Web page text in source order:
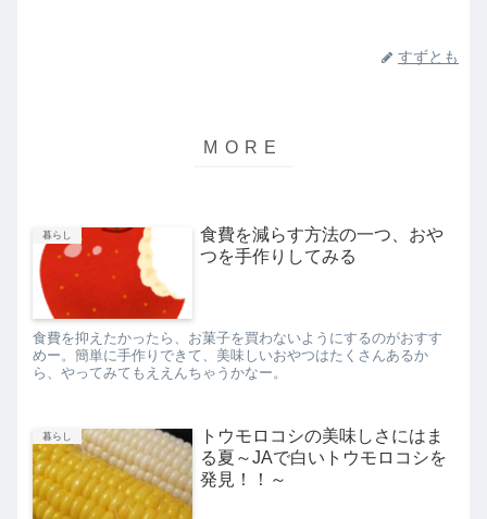
すずとも
暮らし
食費を減らす方法の一つ、おや
つを手作りしてみる
食費を抑えたかったら、お菓子を買わないようにするのがおすす
めー。簡単に手作りできて、美味しいおやつはたくさんあるか
ら、やってみてもええんちゃうかなー。
暮らし
トウモロコシの美味しさにはま
る夏～JAで白いトウモロコシを
発見！！～